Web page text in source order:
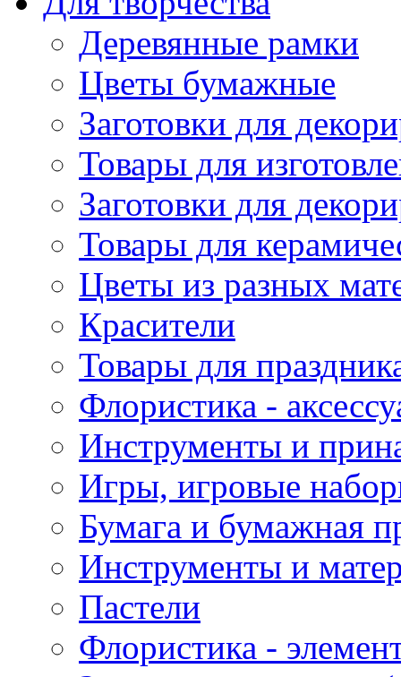
Деревянные рамки
Цветы бумажные
Заготовки для
Товары для
Заготовки для
Товары для
Цветы из разных
Красители
Товары для
Флористика -
Инструменты и
Игры, игровые
Бумага и бумажная
Инструменты и
Пастели
Флористика -